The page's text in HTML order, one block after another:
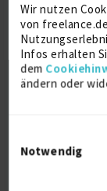
Wir nutzen
von
Infos erhalten
dem
ändern oder
Notwendig
D-01662
Texterin